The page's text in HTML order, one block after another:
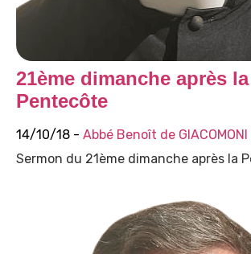
21ème dimanche après la
Pentecôte
14/10/18 - Abbé Benoît de GIACOMONI
Sermon du 21ème dimanche après la